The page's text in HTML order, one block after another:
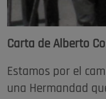
Carta de Alberto
Estamos por el
una Hermandad